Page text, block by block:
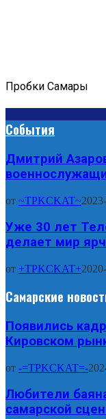
Пробки Самары
События
Дмитрий
от ~TPKCKAT~
Уже 30 лет
делает мир
от +TPKCKAT+
Самарские
Появились
Кировском
от -=TPKCKAT=-
Любители
самарской